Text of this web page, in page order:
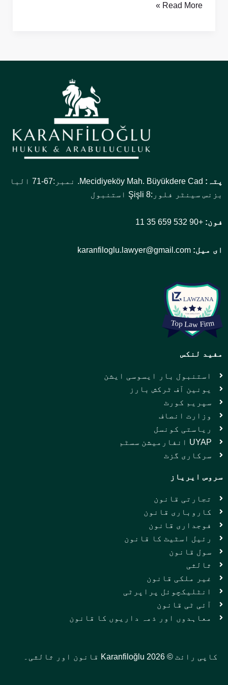
Read More »
پتہ:
Mecidiyeköy Mah. Büyükdere Cad. نمبر:67-71 البا
بزنس سینٹر فلور:8 Şişli استنبول
فون: +90 532 659 35 11
ای میل: karanfiloglu.lawyer@gmail.com
مفید لنکس
استنبول بار ایسوسی ایشن
یونین آف ٹرکش بارز
سپریم کورٹ
وزارت انصاف
ریاستی کونسل
UYAP انفارمیشن سسٹم
سرکاری گزٹ
سروس ایریاز
تجارتی قانون
کاروباری قانون
فوجداری قانون
رئیل اسٹیٹ کا قانون
سول قانون
ثالثی
غیر ملکی قانون
انٹلیکچوئل پراپرٹی
آئی ٹی قانون
معاہدوں اور ذمہ داریوں کا قانون
کاپی رائٹ © 2026 Karanfiloğlu قانون اور ثالثی۔